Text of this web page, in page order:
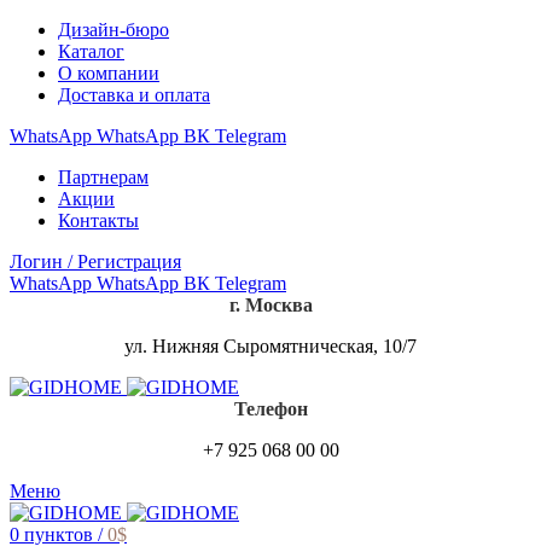
Дизайн-бюро
Каталог
О компании
Доставка и оплата
WhatsApp WhatsApp ВК Telegram
Партнерам
Акции
Контакты
Логин / Регистрация
WhatsApp WhatsApp ВК Telegram
г. Москва
ул. Нижняя Сыромятническая, 10/7
Телефон
+7 925 068 00 00
Меню
0 пунктов / 0$